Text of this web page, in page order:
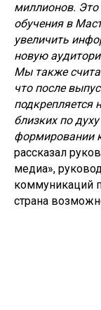
миллионов. Это
обучения в
увеличить
новую
Мы также
что после
близких по
формировании
рассказал
медиа»,
коммуникаций
страна